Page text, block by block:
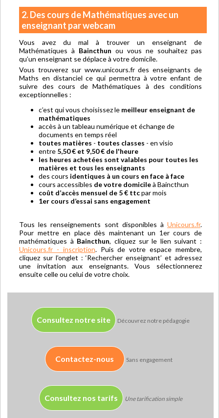
2. Des cours de Mathématiques avec un
enseignant par webcam
Vous avez du mal à trouver un enseignant de
Mathématiques à Baincthun ou vous ne souhaitez pas
qu’un enseignant se déplace à votre domicile.
Vous trouverez sur www.unicours.fr des enseignants de
Maths en distanciel ce qui permettra à votre enfant de
suivre des cours de Mathématiques à des conditions
exceptionnelles :
c’est qui vous choisissez le meilleur enseignant de
mathématiques
accès à un tableau numérique et échange de
documents en temps réel
toutes matières - toutes classes - en visio
entre 5,50 € et 9,50 € de l'heure
les heures achetées sont valables pour toutes les
matières et tous les enseignants
des cours identiques à un cours en face à face
cours accessibles de votre domicileà Baincthun
coût d’accès mensuel de 5 € ttcpar mois
1er cours d’essai sans engagement
Tous les renseignements sont disponibles à Unicours.fr.
Pour mettre en place dès maintenant un 1er cours de
mathématiques à Baincthun, cliquez sur le lien suivant :
Unicours.fr - inscription. Puis de votre espace membre,
cliquez sur l’onglet : ‘Rechercher enseignant’ et adressez
une invitation aux enseignants. Vous sélectionnerez
ensuite celle ou celui de votre choix.
Consultez notre site Découvrez notre pédagogie
Contactez-nous Sans engagement
Consultez nos tarifs Une tarification simple